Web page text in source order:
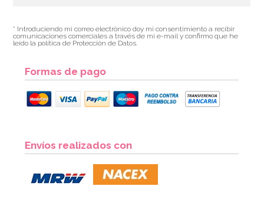
3,95€ 3,50€
* Introduciendo mi correo electrónico doy mi consentimiento a recibir
comunicaciones comerciales a través de mi e-mail y confirmo que he
leído la política de Protección de Datos.
Formas de pago
Envíos realizados con